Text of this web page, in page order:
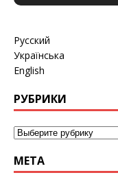
Русский
Українська
English
РУБРИКИ
МЕТА